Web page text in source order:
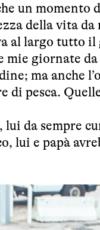
un momento
della vita
al largo tutto
giornate
ma anche
di pesca.
da sempre
lui e papà